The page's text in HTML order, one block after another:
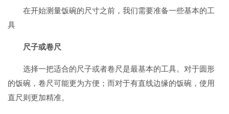
在开始测量饭碗的尺寸之前，我们需要准备一些基本的工
具
尺子或卷尺
选择一把适合的尺子或者卷尺是最基本的工具。对于圆形
的饭碗，卷尺可能更为方便；而对于有直线边缘的饭碗，使用
直尺则更加精准。